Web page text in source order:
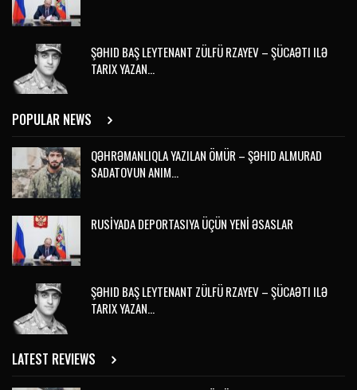
ŞƏHID BAŞ LEYTENANT ZÜLFÜ RZAYEV – ŞÜCAƏTI ILƏ
TARIX YAZAN…
POPULAR NEWS
QƏHRƏMANLIQLA YAZILAN ÖMÜR – ŞƏHID ALMURAD
SADATOVUN ANIM…
RUSİYADA DEPORTASIYA ÜÇÜN YENİ ƏSASLAR
ŞƏHID BAŞ LEYTENANT ZÜLFÜ RZAYEV – ŞÜCAƏTI ILƏ
TARIX YAZAN…
LATEST REVIEWS